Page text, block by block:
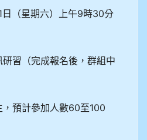
日（星期六）上午9時30分
習（完成報名後，群組中
預計參加人數60至100